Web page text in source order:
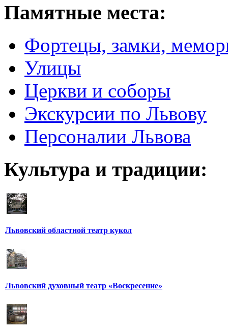
Памятные места:
Фортецы, замки,
Улицы
Церкви и соборы
Экскурсии по Львову
Персоналии Львова
Культура и традиции:
Львовский областной театр кукол
Львовский духовный театр «Воскресение»